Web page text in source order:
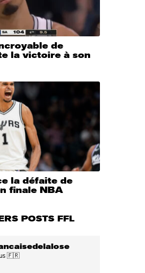
de
la victoire à son
la défaite de
finale NBA
POSTS FFL
🇫🇷